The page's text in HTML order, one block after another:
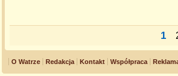
1
O Watrze Redakcja Kontakt Współpraca